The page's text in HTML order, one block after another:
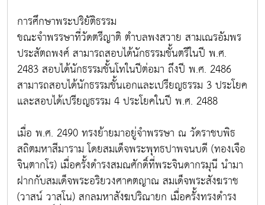
การศึกษาพระปริยัติธรรม
ขณะจำพรรษาที่วัดตรีญาติ ตำบลพงสวาย สามเณรอัมพร
ประสัตถพงศ์ สามารถสอบได้นักธรรมชั้นตรีในปี พ.ศ.
2483 สอบได้นักธรรมชั้นโทในปีต่อมา ถึงปี พ.ศ. 2486
สามารถสอบได้นักธรรมชั้นเอกและเปรียญธรรม 3 ประโยค
และสอบได้เปรียญธรรม 4 ประโยคในปี พ.ศ. 2488
เมื่อ พ.ศ. 2490 ทรงย้ายมาอยู่จำพรรษา ณ วัดราชบพิธ
สถิตมหาสีมาราม โดยสมเด็จพระพุทธปาพจนบดี (ทองเจือ
จินฺตากโร) เมื่อครั้งดำรงสมณศักดิ์ที่พระจินดากรมุนี นำมา
ฝากกับสมเด็จพระอริยวงศาคตญาณ สมเด็จพระสังฆราช
(วาสน์ วาสโน) สกลมหาสังฆปริณายก เมื่อครั้งทรงดำรง